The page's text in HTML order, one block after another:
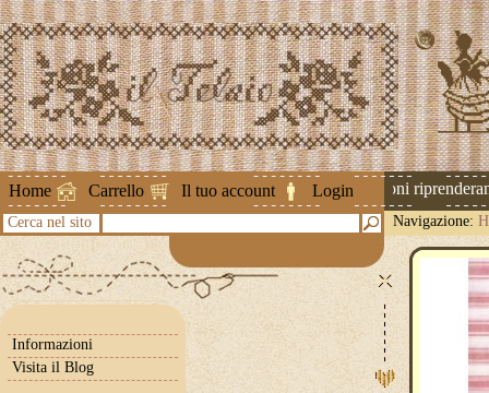
Home Carrello Il tuo account Login
Attenzione ! Le spedizioni
Cerca nel sito Navigazione:
Informazioni
Visita il Blog